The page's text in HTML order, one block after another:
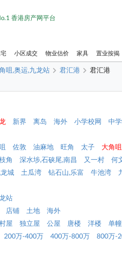
香港房产网平台
小区成交 物业估价 家具 置业按揭
咀,奥运,九龙站 君汇港 君汇港
新界 离岛 海外 小学校网
中
佐敦 油麻地 旺角 太子
大角
角 深水埗,石硖尾,南昌 又一村 何
城 土瓜湾 钻石山,乐富 牛池湾
站
店铺 土地
海外
屋 独立屋 公屋 唐楼 洋楼
单
200万-400万 400万-800万
800万-